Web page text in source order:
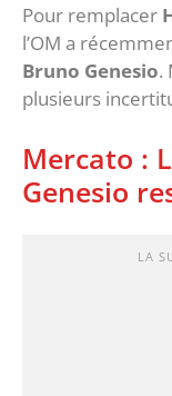
Pour remplacer
l’OM a
Bruno Genesio.
plusieurs
Mercato :
Genesio
LA